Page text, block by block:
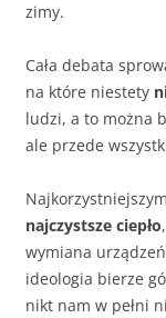
zimy.
Cała debata
na które niestety
ludzi, a to można
ale przede
najczystsze ciepło
wymiana
ideologia bierze
nikt nam w pełni